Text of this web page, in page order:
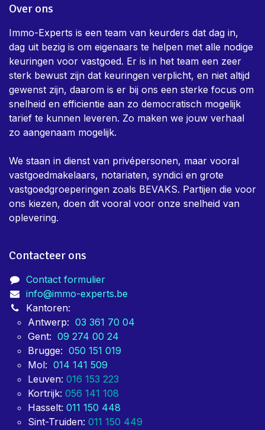
Over ons
Immo-Experts is een team van keurders dat dag in,
dag uit bezig is om eigenaars te helpen met alle nodige
keuringen voor vastgoed. Er is in het team een zeer
sterk bewust zijn dat keuringen verplicht, en niet altijd
gewenst zijn, daarom is er bij ons een sterke focus om
snelheid en efficientie aan zo democratisch mogelijk
tarief te kunnen leveren. Zo maken we jouw verhaal
zo aangenaam mogelijk.
We staan in dienst van privépersonen, maar vooral
vastgoedmakelaars, notariaten, syndici en grote
vastgoedgroeperingen zoals BEVAKS. Partijen die voor
ons kiezen, doen dit vooral voor onze snelheid van
oplevering.
Contacteer ons
Contact formulier
info@immo-experts.be
Kantoren:
Antwerp: 03 361 70 04
Gent: 09 274 00 24
Brugge: 050 151 019
Mol: 014 141 509
Leuven: 016 153 223
Kortrijk: 056 141 108
Hasselt: 011 150 448
Sint-Truiden: 011 150 449